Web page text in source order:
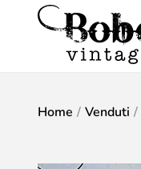
Home / Venduti /